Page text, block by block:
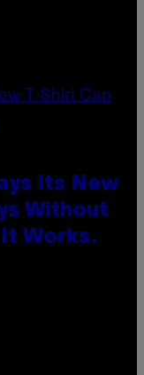
Its New
Without
It Works.